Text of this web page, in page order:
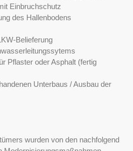
Einbruchschutz
des Hallenbodens
Belieferung
Pflaster oder Asphalt (fertig
Unterbaus / Ausbau der
wurden von den nachfolgend